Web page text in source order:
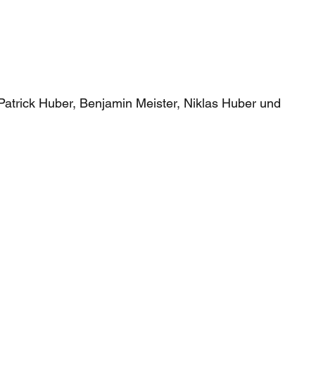
Huber, Benjamin Meister, Niklas Huber und